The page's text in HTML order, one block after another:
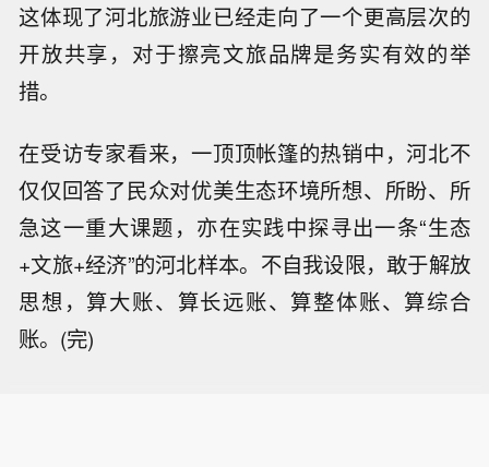
这体现了河北旅游业已经走向了一个更高层次的
开放共享，对于擦亮文旅品牌是务实有效的举
措。
在受访专家看来，一顶顶帐篷的热销中，河北不
仅仅回答了民众对优美生态环境所想、所盼、所
急这一重大课题，亦在实践中探寻出一条“生态
+文旅+经济”的河北样本。不自我设限，敢于解放
思想，算大账、算长远账、算整体账、算综合
账。(完)